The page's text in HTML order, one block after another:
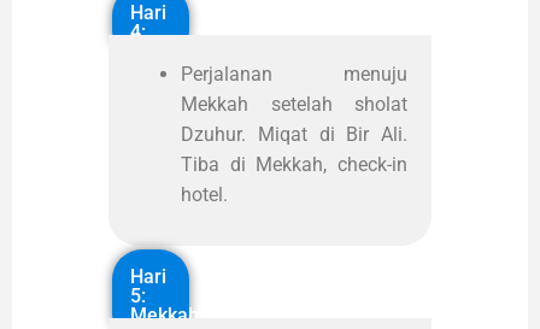
Hari
4:
Perjalanan menuju
Mekkah setelah sholat
Dzuhur. Miqat di Bir Ali.
Tiba di Mekkah, check-in
hotel.
Hari
5:
Mekkah: